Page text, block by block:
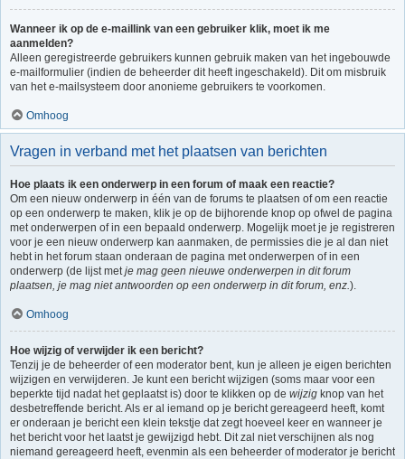
Wanneer ik op de e-maillink van een gebruiker klik, moet ik me
aanmelden?
Alleen geregistreerde gebruikers kunnen gebruik maken van het ingebouwde
e-mailformulier (indien de beheerder dit heeft ingeschakeld). Dit om misbruik
van het e-mailsysteem door anonieme gebruikers te voorkomen.
Omhoog
Vragen in verband met het plaatsen van berichten
Hoe plaats ik een onderwerp in een forum of maak een reactie?
Om een nieuw onderwerp in één van de forums te plaatsen of om een reactie
op een onderwerp te maken, klik je op de bijhorende knop op ofwel de pagina
met onderwerpen of in een bepaald onderwerp. Mogelijk moet je je registreren
voor je een nieuw onderwerp kan aanmaken, de permissies die je al dan niet
hebt in het forum staan onderaan de pagina met onderwerpen of in een
onderwerp (de lijst metje mag geen nieuwe onderwerpen in dit forum
plaatsen, je mag niet antwoorden op een onderwerp in dit forum, enz.).
Omhoog
Hoe wijzig of verwijder ik een bericht?
Tenzij je de beheerder of een moderator bent, kun je alleen je eigen berichten
wijzigen en verwijderen. Je kunt een bericht wijzigen (soms maar voor een
beperkte tijd nadat het geplaatst is) door te klikken op de wijzig knop van het
desbetreffende bericht. Als er al iemand op je bericht gereageerd heeft, komt
er onderaan je bericht een klein tekstje dat zegt hoeveel keer en wanneer je
het bericht voor het laatst je gewijzigd hebt. Dit zal niet verschijnen als nog
niemand gereageerd heeft, evenmin als een beheerder of moderator je bericht